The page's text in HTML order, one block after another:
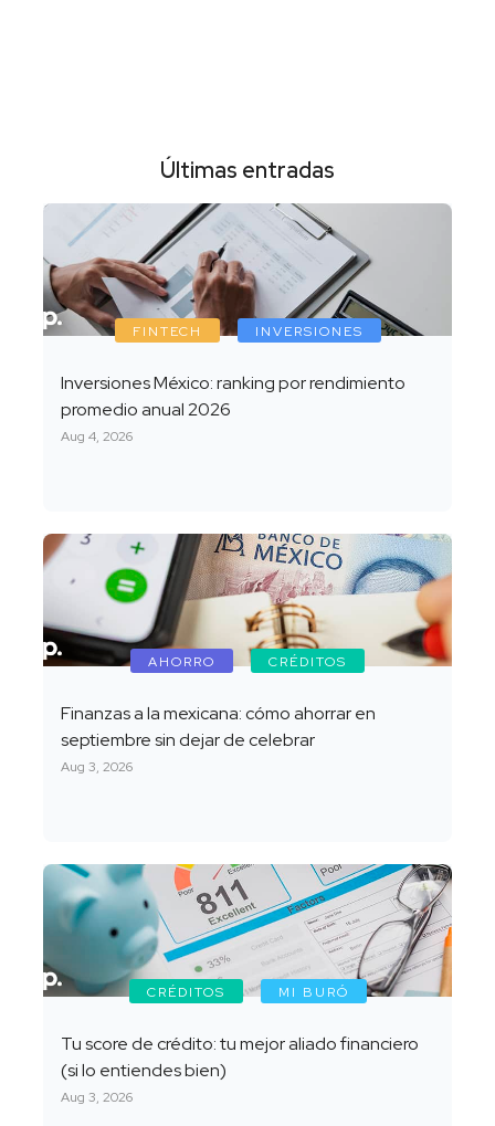
Últimas entradas
FINTECH INVERSIONES
Inversiones México: ranking por rendimiento
promedio anual 2026
Aug 4, 2026
AHORRO CRÉDITOS
Finanzas a la mexicana: cómo ahorrar en
septiembre sin dejar de celebrar
Aug 3, 2026
CRÉDITOS MI BURÓ
Tu score de crédito: tu mejor aliado financiero
(si lo entiendes bien)
Aug 3, 2026